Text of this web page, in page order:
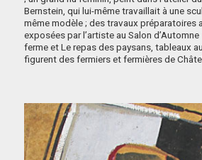
Bernstein, qui lui-même travaillait à une
même modèle ; des travaux préparatoires
exposées par l’artiste au Salon
ferme et Le repas des paysans, tableaux
figurent des fermiers et fermières de